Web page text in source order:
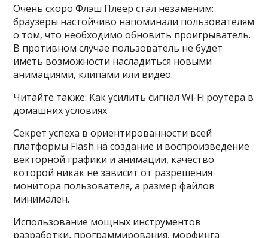
Очень скоро Флэш Плеер стал незаменим:
браузеры настойчиво напоминали пользователям
о том, что необходимо обновить проигрыватель.
В противном случае пользователь не будет
иметь возможности насладиться новыми
анимациями, клипами или видео.
Читайте также: Как усилить сигнал Wi-Fi роутера в
домашних условиях
Секрет успеха в ориентированности всей
платформы Flash на создание и воспроизведение
векторной графики и анимации, качество
которой никак не зависит от разрешения
монитора пользователя, а размер файлов
минимален.
Использование мощных инструментов
разработки, программирования, морфинга